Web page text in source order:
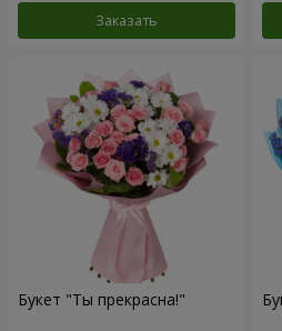
Заказать
Букет "Ты прекрасна!"